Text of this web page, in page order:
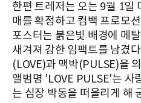
한편 트레저는 오는 9월 1일
매를 확정하고 컴백 프로모
포스터는 붉은빛 배경에 메
새겨져 강한 임팩트를 남겼
(LOVE)과 맥박(PULSE)을
앨범명 'LOVE PULSE'는 사
는 심장 박동을 떠올리게 해